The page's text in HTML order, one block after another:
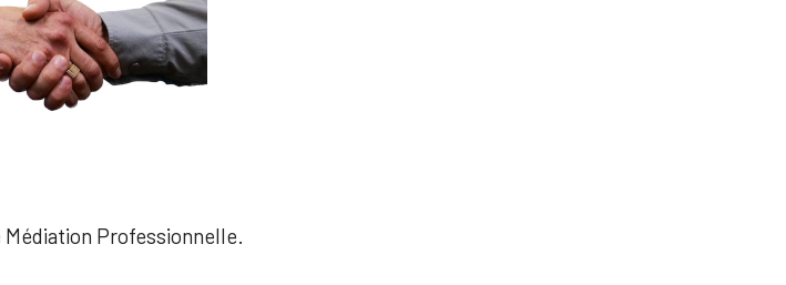
Professionnelle.